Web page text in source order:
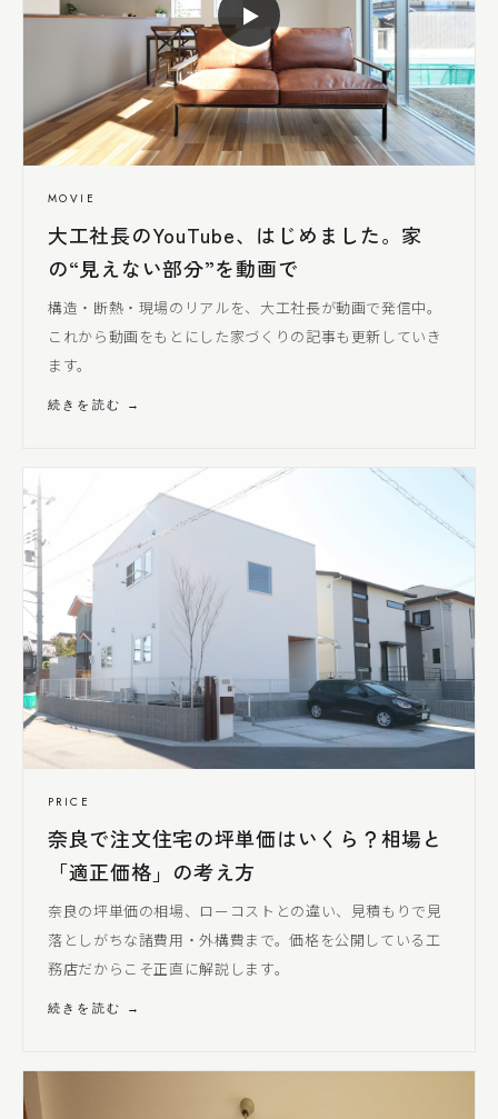
▶
MOVIE
大工社長のYouTube、はじめました。家
の“見えない部分”を動画で
構造・断熱・現場のリアルを、 大工社長が動画で発信中。
これから動画をもとにした家づくりの記事も更新していき
ます。
続きを読む →
PRICE
奈良で注文住宅の坪単価はいくら？相場と
「適正価格」の考え方
奈良の坪単価の相場、ローコストとの違い、見積もりで見
落としがちな諸費用・外構費まで。価格を公開している工
務店だからこそ正直に解説します。
続きを読む →